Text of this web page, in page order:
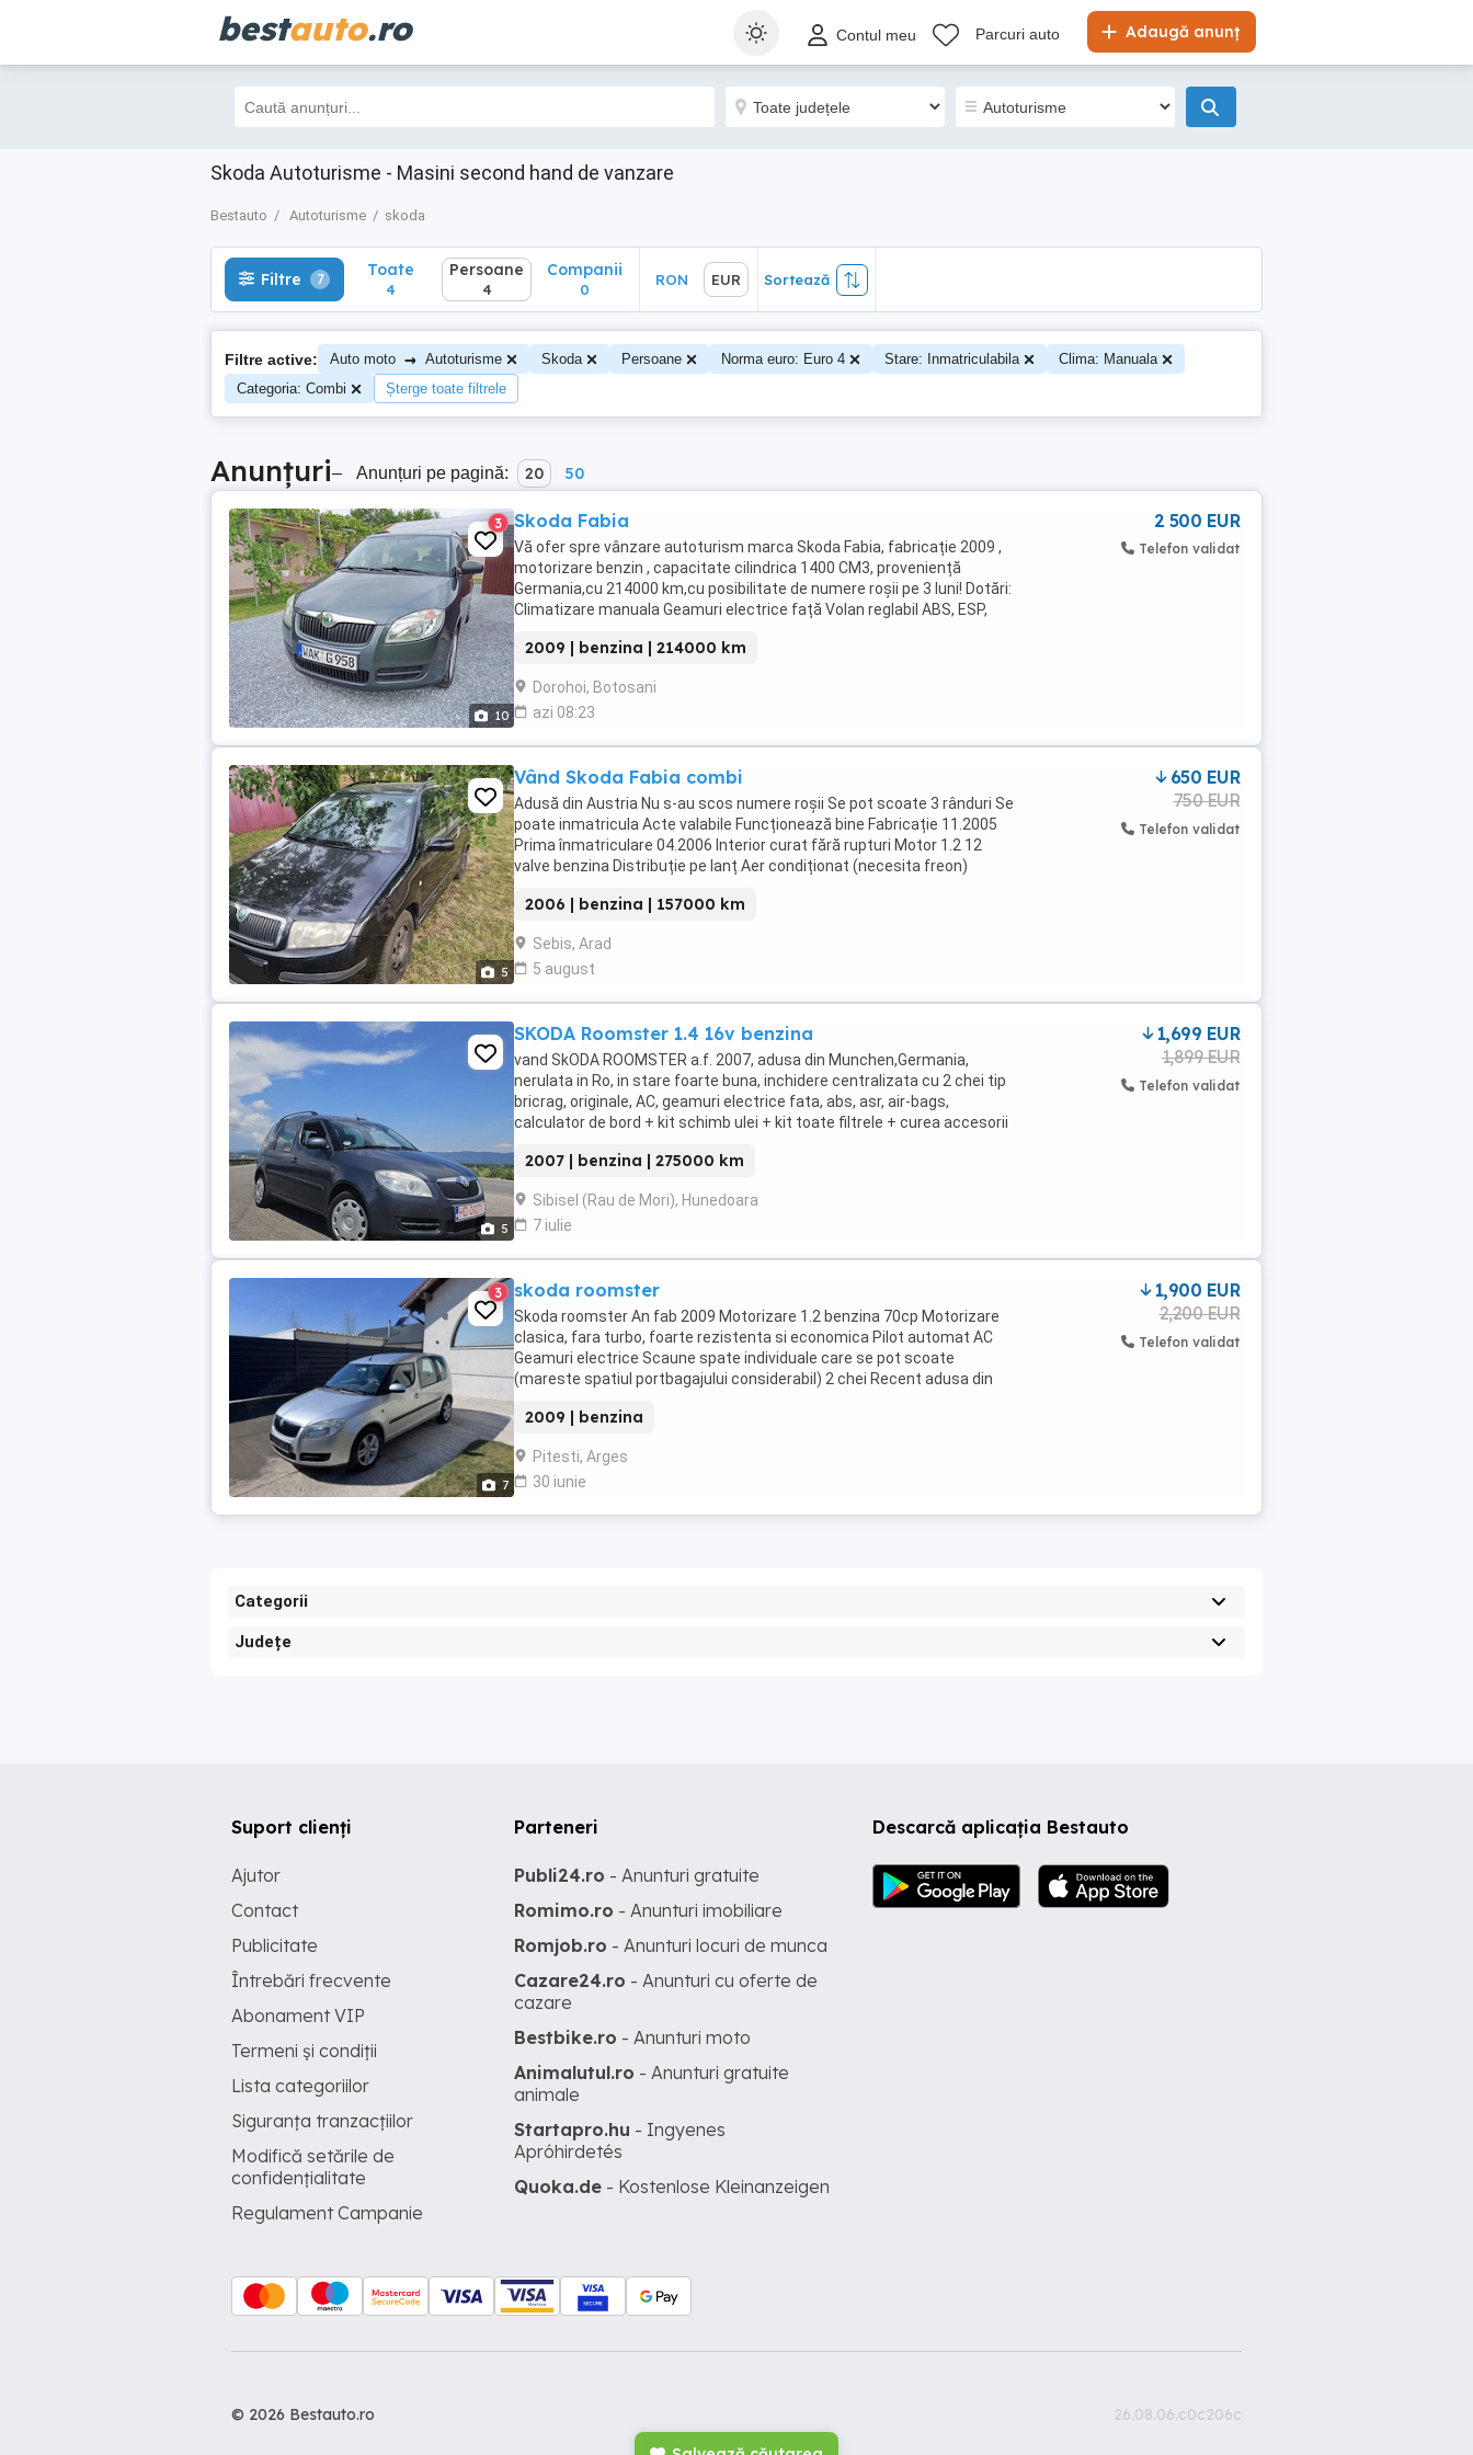
bestauto.ro Adaugă anunț
Contul meu Parcuri auto
Skoda Autoturisme - Masini second hand de vanzare
Bestauto Autoturisme skoda
Filtre 7 Toate
4
Sortează
Filtre 7 Toate
4
Persoane
4
Companii
0
RON EUR Sortează
Filtre active: Auto moto → Autoturisme Skoda Persoane Norma euro: Euro 4 Stare: Inmatriculabila
Clima: Manuala
Categoria: Combi
Șterge toate filtrele
Anunțuri– Anunțuri pe pagină: 20 50
10
3 Skoda Fabia
Vă ofer spre vânzare autoturism marca Skoda Fabia, fabricație 2009 ,
motorizare benzin , capacitate cilindrica 1400 CM3, proveniență
Germania,cu 214000 km,cu posibilitate de numere roșii pe 3 luni! Dotări:
Climatizare manuala Geamuri electrice față Volan reglabil ABS, ESP,
2009 | benzina | 214000 km
Dorohoi, Botosani
azi 08:23
2 500 EUR
Telefon validat
5
Vând Skoda Fabia combi
Adusă din Austria Nu s-au scos numere roșii Se pot scoate 3 rânduri Se
poate inmatricula Acte valabile Funcționează bine Fabricație 11.2005
Prima înmatriculare 04.2006 Interior curat fără rupturi Motor 1.2 12
valve benzina Distribuție pe lanț Aer condiționat (necesita freon)
2006 | benzina | 157000 km
Sebis, Arad
5 august
650 EUR
750 EUR
Telefon validat
5
SKODA Roomster 1.4 16v benzina
vand SkODA ROOMSTER a.f. 2007, adusa din Munchen,Germania,
nerulata in Ro, in stare foarte buna, inchidere centralizata cu 2 chei tip
bricrag, originale, AC, geamuri electrice fata, abs, asr, air-bags,
calculator de bord + kit schimb ulei + kit toate filtrele + curea accesorii
2007 | benzina | 275000 km
Sibisel (Rau de Mori), Hunedoara
7 iulie
1,699 EUR
1,899 EUR
Telefon validat
7
3 skoda roomster
Skoda roomster An fab 2009 Motorizare 1.2 benzina 70cp Motorizare
clasica, fara turbo, foarte rezistenta si economica Pilot automat AC
Geamuri electrice Scaune spate individuale care se pot scoate
(mareste spatiul portbagajului considerabil) 2 chei Recent adusa din
2009 | benzina
Pitesti, Arges
30 iunie
1,900 EUR
2,200 EUR
Telefon validat
Categorii
Județe
Descarcă aplicația Bestauto
Suport clienți
Ajutor
Contact
Publicitate
Întrebări frecvente
Abonament VIP
Termeni și condiții
Lista categoriilor
Siguranța tranzacțiilor
Modifică setările de
confidențialitate
Regulament Campanie
Parteneri
Publi24.ro - Anunturi gratuite
Romimo.ro - Anunturi imobiliare
Romjob.ro - Anunturi locuri de munca
Cazare24.ro - Anunturi cu oferte de
cazare
Bestbike.ro - Anunturi moto
Animalutul.ro - Anunturi gratuite
animale
Startapro.hu - Ingyenes
Apróhirdetés
Quoka.de - Kostenlose Kleinanzeigen
© 2026 Bestauto.ro 26.08.06.c0c206c